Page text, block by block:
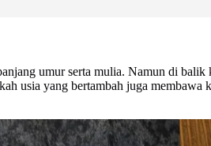
umur serta mulia. Namun di balik
usia yang bertambah juga membawa